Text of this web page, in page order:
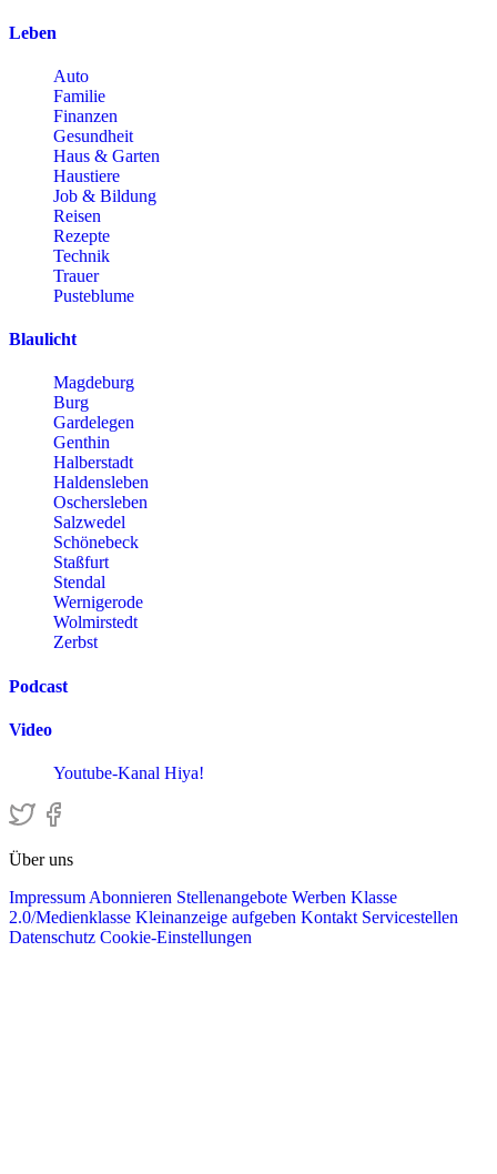
Leben
Auto
Familie
Finanzen
Gesundheit
Haus & Garten
Haustiere
Job & Bildung
Reisen
Rezepte
Technik
Trauer
Pusteblume
Blaulicht
Magdeburg
Burg
Gardelegen
Genthin
Halberstadt
Haldensleben
Oschersleben
Salzwedel
Schönebeck
Staßfurt
Stendal
Wernigerode
Wolmirstedt
Zerbst
Podcast
Video
Youtube-Kanal Hiya!
Über uns
Impressum Abonnieren Stellenangebote Werben Klasse
2.0/Medienklasse Kleinanzeige aufgeben Kontakt Servicestellen
Datenschutz Cookie-Einstellungen